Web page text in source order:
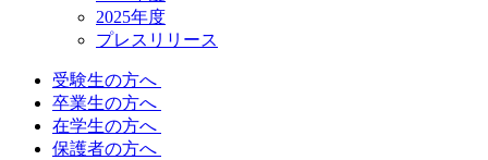
2025年度
プレスリリース
受験生の方へ
卒業生の方へ
在学生の方へ
保護者の方へ